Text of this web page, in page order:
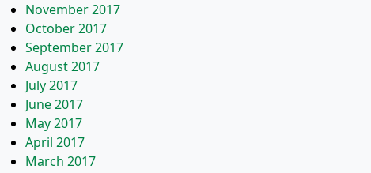
November 2017
October 2017
September 2017
August 2017
July 2017
June 2017
May 2017
April 2017
March 2017